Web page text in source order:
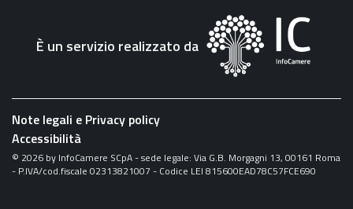
È un servizio realizzato da
Note legali e Privacy policy
Accessibilità
© 2026 by InfoCamere SCpA - sede legale: Via G.B. Morgagni 13, 00161 Roma
- P.IVA/cod.fiscale 02313821007 - Codice LEI 815600EAD78C57FCE690